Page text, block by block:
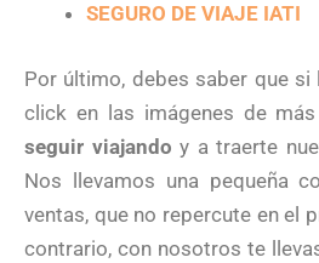
SEGURO DE VIAJE IATI
Por último, debes saber que
click en las imágenes de
seguir viajando y a traerte
Nos llevamos una pequeña
ventas, que no repercute en el
contrario, con nosotros te